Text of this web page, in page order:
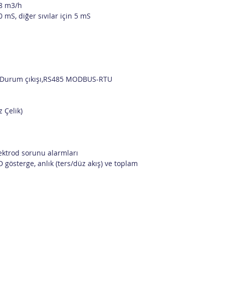
m3/h
diğer sıvılar için 5 mS
çıkışı,RS485 MODBUS-RTU
Çelik)
sorunu alarmları
gösterge, anlık (ters/düz akış) ve toplam